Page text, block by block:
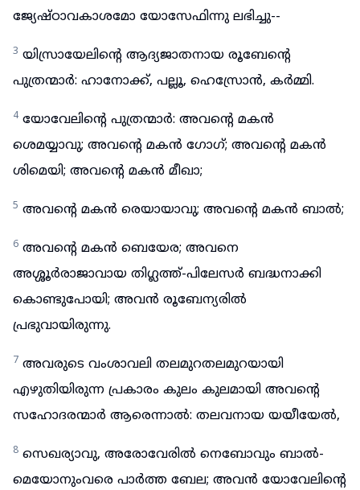
ജ്യേഷ്ഠാവകാശമോ യോസേഫിന്നു ലഭിച്ചു--
3 യിസ്രായേലിന്റെ ആദ്യജാതനായ രൂബേന്റെ
പുത്രന്മാർ: ഹാനോക്ക്, പല്ലൂ, ഹെസ്രോൻ, കർമ്മി.
4 യോവേലിന്റെ പുത്രന്മാർ: അവന്റെ മകൻ
ശെമയ്യാവു; അവന്റെ മകൻ ഗോഗ്; അവന്റെ മകൻ
ശിമെയി; അവന്റെ മകൻ മീഖാ;
5 അവന്റെ മകൻ രെയായാവു; അവന്റെ മകൻ ബാൽ;
6 അവന്റെ മകൻ ബെയേര; അവനെ
അശ്ശൂർരാജാവായ തിഗ്ലത്ത്-പിലേസർ ബദ്ധനാക്കി
കൊണ്ടുപോയി; അവൻ രൂബേന്യരിൽ
പ്രഭുവായിരുന്നു.
7 അവരുടെ വംശാവലി തലമുറതലമുറയായി
എഴുതിയിരുന്ന പ്രകാരം കുലം കുലമായി അവന്റെ
സഹോദരന്മാർ ആരെന്നാൽ: തലവനായ യയീയേൽ,
8 സെഖര്യാവു, അരോവേരിൽ നെബോവും ബാൽ-
മെയോനുംവരെ പാർത്ത ബേല; അവൻ യോവേലിന്റെ